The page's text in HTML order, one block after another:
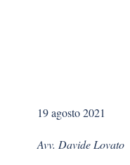
19 agosto 2021
Avv. Davide Lovato